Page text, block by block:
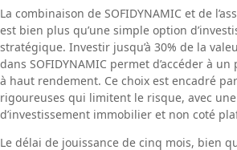
La combinaison de SOFIDYNAMIC et de
est bien plus qu’une simple option
stratégique. Investir jusqu’à 30% de la
dans SOFIDYNAMIC permet d’accéder à
à haut rendement. Ce choix est encadré
rigoureuses qui limitent le risque, avec
d’investissement immobilier et non coté
Le délai de jouissance de cinq mois, bien